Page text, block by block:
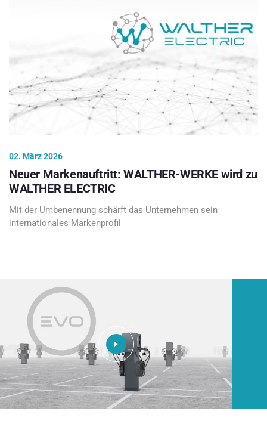
02. März 2026
Neuer Markenauftritt: WALTHER-WERKE wird zu
WALTHER ELECTRIC
Mit der Umbenennung schärft das Unternehmen sein
internationales Markenprofil